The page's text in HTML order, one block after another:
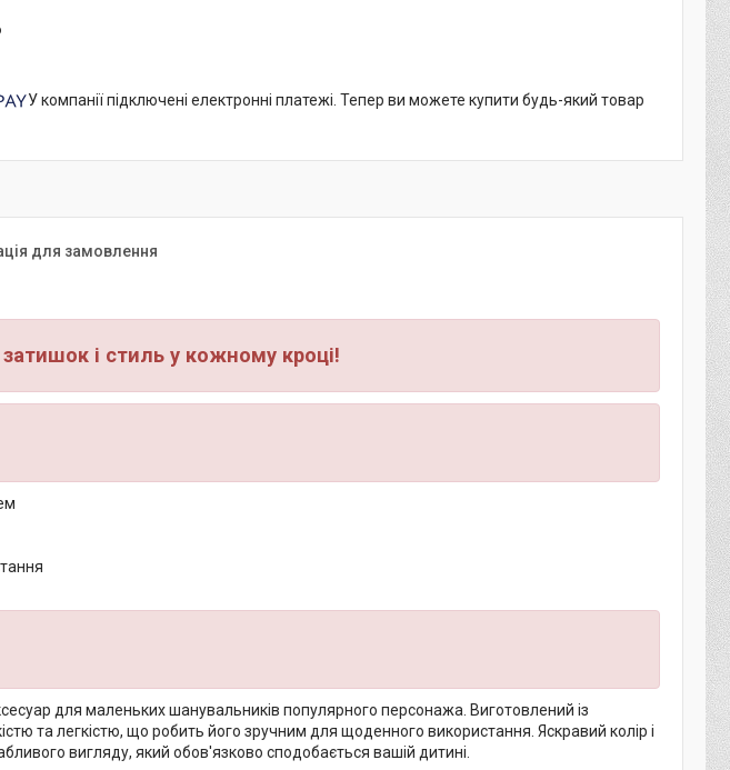
У компанії підключені електронні платежі. Тепер ви можете купити будь-який товар
для замовлення
і стиль у кожному кроці!
для маленьких шанувальників популярного персонажа. Виготовлений із
та легкістю, що робить його зручним для щоденного використання. Яскравий колір і
вигляду, який обов'язково сподобається вашій дитині.